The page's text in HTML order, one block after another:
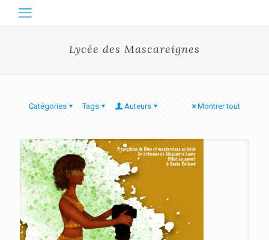
Lycée des Mascareignes
Catégories Tags Auteurs Montrer tout